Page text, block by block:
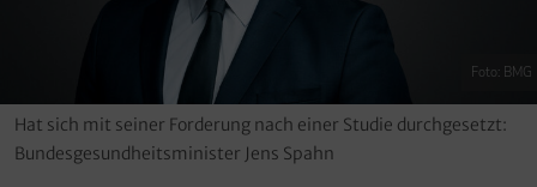
Foto: BMG
Hat sich mit seiner Forderung nach einer Studie durchgesetzt:
Bundesgesundheitsminister Jens Spahn